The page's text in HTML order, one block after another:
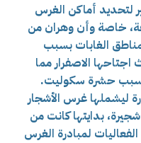
لتحديد أماكن الغرس
خاصة وأن وهران من
الغابات بسبب
الاصفرار مما
حشرة سكوليت.
ليشملها غرس الأشجار
منذ مدة غرس 30 ألف شجيرة، بدايتها كانت من
لمبادرة الغرس